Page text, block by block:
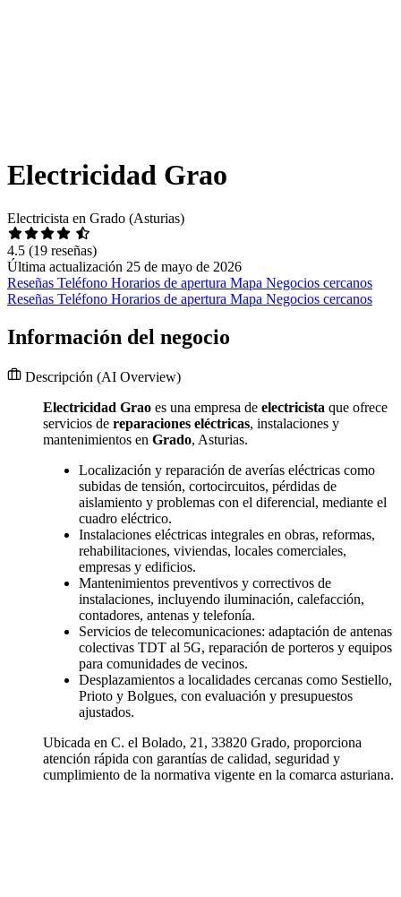
Electricidad Grao
Electricista en Grado (Asturias)
4.5 (19 reseñas)
Última actualización 25 de mayo de 2026
Reseñas Teléfono Horarios de apertura Mapa Negocios cercanos
Reseñas Teléfono Horarios de apertura Mapa Negocios cercanos
Información del negocio
Descripción (AI Overview)
Electricidad Grao es una empresa de electricista que ofrece
servicios de reparaciones eléctricas, instalaciones y
mantenimientos en Grado, Asturias.
Localización y reparación de averías eléctricas como
subidas de tensión, cortocircuitos, pérdidas de
aislamiento y problemas con el diferencial, mediante el
cuadro eléctrico.
Instalaciones eléctricas integrales en obras, reformas,
rehabilitaciones, viviendas, locales comerciales,
empresas y edificios.
Mantenimientos preventivos y correctivos de
instalaciones, incluyendo iluminación, calefacción,
contadores, antenas y telefonía.
Servicios de telecomunicaciones: adaptación de antenas
colectivas TDT al 5G, reparación de porteros y equipos
para comunidades de vecinos.
Desplazamientos a localidades cercanas como Sestiello,
Prioto y Bolgues, con evaluación y presupuestos
ajustados.
Ubicada en C. el Bolado, 21, 33820 Grado, proporciona
atención rápida con garantías de calidad, seguridad y
cumplimiento de la normativa vigente en la comarca asturiana.